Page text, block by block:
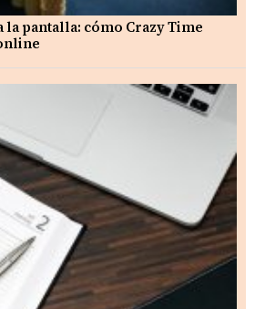
la pantalla: cómo Crazy Time